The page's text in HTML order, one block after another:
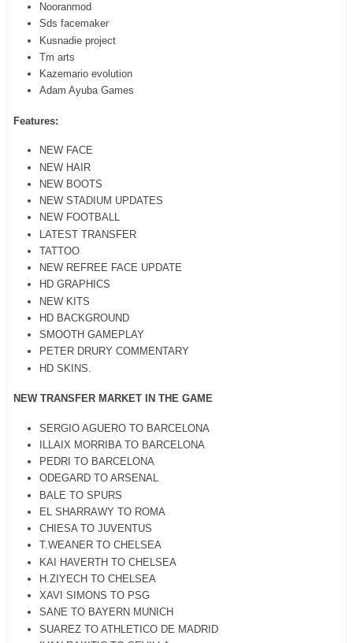
Nooranmod
Sds facemaker
Kusnadie project
Tm arts
Kazemario evolution
Adam Ayuba Games
Features:
NEW FACE
NEW HAIR
NEW BOOTS
NEW STADIUM UPDATES
NEW FOOTBALL
LATEST TRANSFER
TATTOO
NEW REFREE FACE UPDATE
HD GRAPHICS
NEW KITS
HD BACKGROUND
SMOOTH GAMEPLAY
PETER DRURY COMMENTARY
HD SKINS.
NEW TRANSFER MARKET IN THE GAME
SERGIO AGUERO TO BARCELONA
ILLAIX MORRIBA TO BARCELONA
PEDRI TO BARCELONA
ODEGARD TO ARSENAL
BALE TO SPURS
EL SHARRAWY TO ROMA
CHIESA TO JUVENTUS
T.WEANER TO CHELSEA
KAI HAVERTH TO CHELSEA
H.ZIYECH TO CHELSEA
XAVI SIMONS TO PSG
SANE TO BAYERN MUNICH
SUAREZ TO ATHLETICO DE MADRID